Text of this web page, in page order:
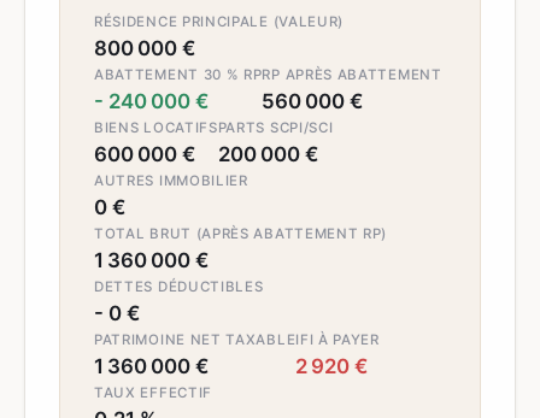
RÉSIDENCE PRINCIPALE (VALEUR)
800 000 €
ABATTEMENT 30 % RP
- 240 000 €
RP APRÈS ABATTEMENT
560 000 €
BIENS LOCATIFS
600 000 €
PARTS SCPI/SCI
200 000 €
AUTRES IMMOBILIER
0 €
TOTAL BRUT (APRÈS ABATTEMENT RP)
1 360 000 €
DETTES DÉDUCTIBLES
- 0 €
PATRIMOINE NET TAXABLE
1 360 000 €
IFI À PAYER
2 920 €
TAUX EFFECTIF